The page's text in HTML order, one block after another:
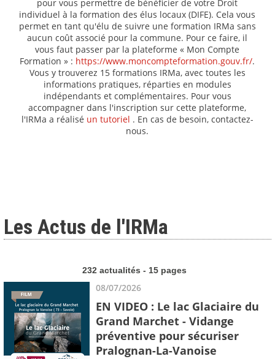
pour vous permettre de bénéficier de votre Droit
individuel à la formation des élus locaux (DIFE). Cela vous
permet en tant qu'élu de suivre une formation IRMa sans
aucun coût associé pour la commune. Pour ce faire, il
vous faut passer par la plateforme « Mon Compte
Formation » : https://www.moncompteformation.gouv.fr/.
Vous y trouverez 15 formations IRMa, avec toutes les
informations pratiques, réparties en modules
indépendants et complémentaires. Pour vous
accompagner dans l'inscription sur cette plateforme,
l'IRMa a réalisé un tutoriel . En cas de besoin, contactez-
nous.
Les Actus de l'IRMa
232 actualités - 15 pages
08/07/2026
EN VIDEO : Le lac Glaciaire du
Grand Marchet - Vidange
préventive pour sécuriser
Pralognan-La-Vanoise